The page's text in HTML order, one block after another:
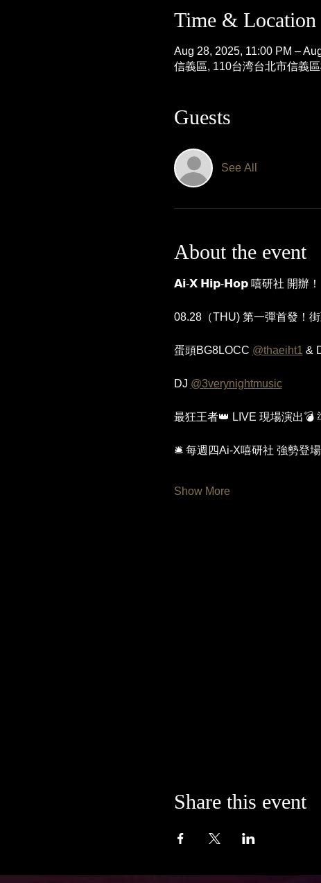
Time & Location
Aug 28, 2025, 11:00 PM –
信義區, 110台湾台北市信義
Guests
See All
About the event
𝗔𝗶-𝗫 𝗛𝗶𝗽-𝗛𝗼𝗽 嘻研社 開辦！
08.28（THU) 第一彈首發！
蛋頭BG8LOCC @thaeiht1 &
DJ @3verynightmusic
最狂王者👑 LIVE 現場演出💣
🛎️ 每週四Ai-X嘻研社 強勢登
Show More
Share this event